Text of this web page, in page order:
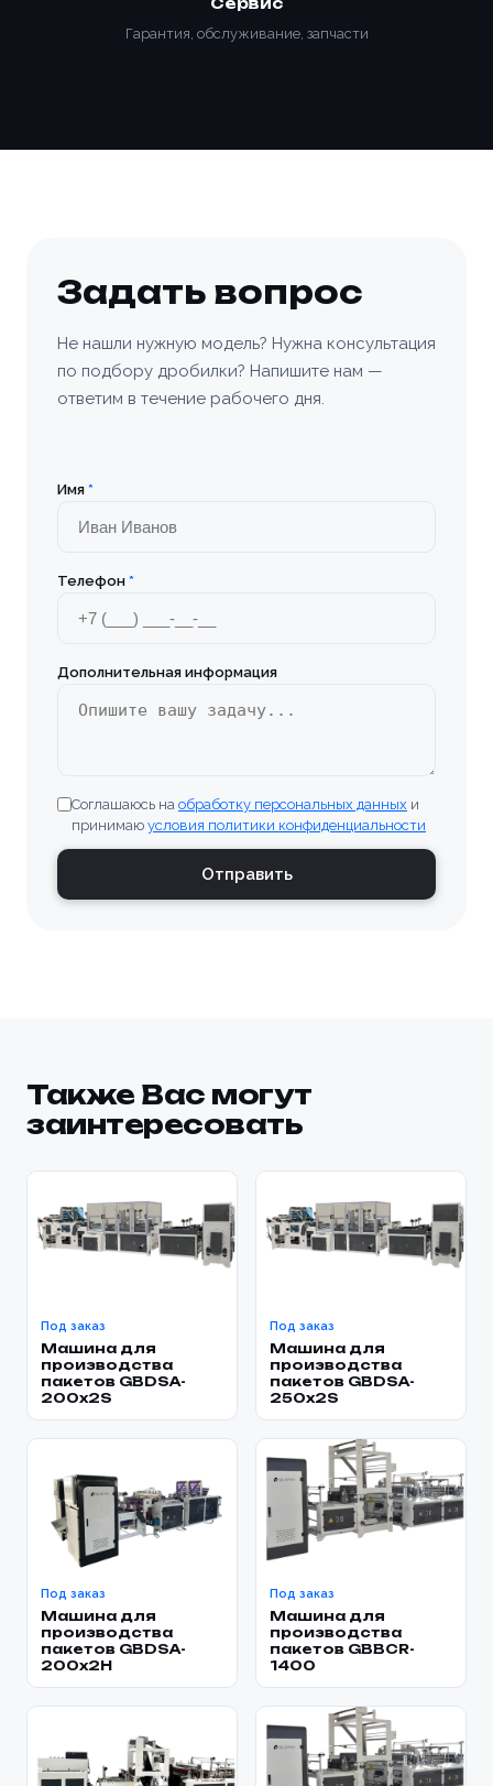
Гарантия, обслуживание, запчасти
Задать вопрос
Не нашли нужную модель? Нужна консультация
по подбору дробилки? Напишите нам —
ответим в течение рабочего дня.
Имя *
Телефон *
Дополнительная информация
Соглашаюсь на обработку персональных данных и
принимаю условия политики конфиденциальности
Отправить
Также Вас могут
заинтересовать
Под заказ
Машина для
производства
пакетов GBDSA-
200x2S
Под заказ
Машина для
производства
пакетов GBDSA-
250x2S
Под заказ
Машина для
производства
пакетов GBDSA-
200x2H
Под заказ
Машина для
производства
пакетов GBBCR-
1400